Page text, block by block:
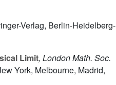
Verlag, Berlin-Heidelberg-
Limit, London Math. Soc.
York, Melbourne, Madrid,